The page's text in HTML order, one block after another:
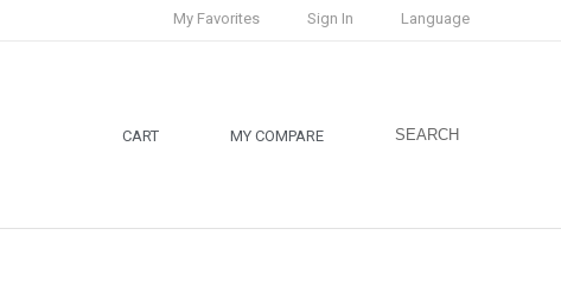
My Favorites Sign In Language
CART MY COMPARE SEARCH